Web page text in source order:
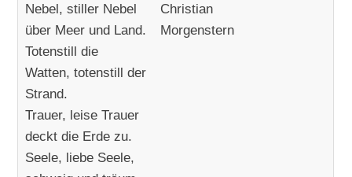
Nebel, stiller Nebel
über Meer und Land.
Totenstill die
Watten, totenstill der
Strand.
Trauer, leise Trauer
deckt die Erde zu.
Seele, liebe Seele,
Christian
Morgenstern